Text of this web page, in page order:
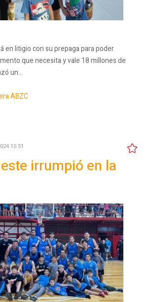
en litigio con su prepaga para poder
que necesita y vale 18 millones de
un…
ABZC
15:51
irrumpió en la